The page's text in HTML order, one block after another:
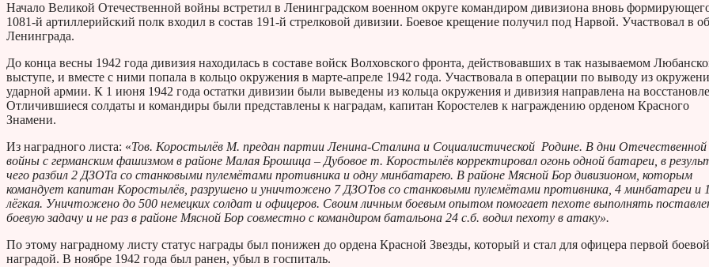
Начало Великой Отечественной войны встретил в Ленинградском военном округе командиром дивизиона вновь
1081-й артиллерийский полк входил в состав 191-й стрелковой дивизии. Боевое крещение получил под Нарвой. Участвовал в
Ленинграда.
До конца весны 1942 года дивизия находилась в составе войск Волховского фронта, действовавших в так называемом
выступе, и вместе с ними попала в кольцо окружения в марте-апреле 1942 года. Участвовала в операции по выводу из
ударной армии. К 1 июня 1942 года остатки дивизии были выведены из кольца окружения и дивизия направлена на
Отличившиеся солдаты и командиры были представлены к наградам, капитан Коростелев к награждению орденом Красного
Знамени.
Из наградного листа: «Тов. Коростылёв М. предан партии Ленина-Сталина и Социалистической Родине. В дни Отечественной
войны с германским фашизмом в районе Малая Брошица – Дубовое т. Коростылёв корректировал огонь одной батареи, в
чего разбил 2 ДЗОТа со станковыми пулемётами противника и одну минбатарею. В районе Мясной Бор дивизионом, которым
командует капитан Коростылёв, разрушено и уничтожено 7 ДЗОТов со станковыми пулемётами противника, 4 минбатареи и
лёгкая. Уничтожено до 500 немецких солдат и офицеров. Своим личным боевым опытом помогает пехоте выполнять
боевую задачу и не раз в районе Мясной Бор совместно с командиром батальона 24 с.б. водил пехоту в атаку».
По этому наградному листу статус награды был понижен до ордена Красной Звезды, который и стал для офицера первой боевой
наградой. В ноябре 1942 года был ранен, убыл в госпиталь.